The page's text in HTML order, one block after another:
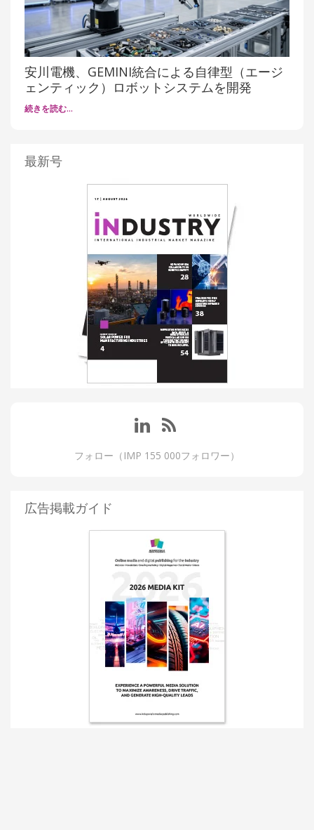
安川電機、GEMINI統合による自律型（エージ
ェンティック）ロボットシステムを開発
続きを読む…
最新号
フォロー（IMP 155 000フォロワー）
広告掲載ガイド